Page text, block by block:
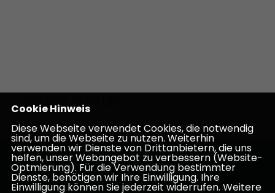
16.12.2010, 12:28 Uhr
Homepage des CDU Kreisverbandes Darmstadt-
Dieburg
Cookie Hinweis
Diese Webseite verwendet Cookies, die notwendig
sind, um die Webseite zu nutzen. Weiterhin
verwenden wir Dienste von Drittanbietern, die uns
helfen, unser Webangebot zu verbessern (Website-
Optmierung). Für die Verwendung bestimmter
Dienste, benötigen wir Ihre Einwilligung. Ihre
Einwilligung können Sie jederzeit widerrufen. Weitere